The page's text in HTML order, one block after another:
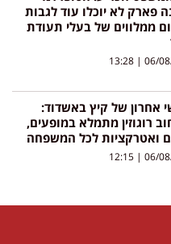
פארק לא יוכלו עוד לגבות
ממלווים של בעלי תעודת
06/
אחרון של קיץ באשדוד:
רוגוזין מתמלא במופעים,
ואטרקציות לכל המשפחה
06/